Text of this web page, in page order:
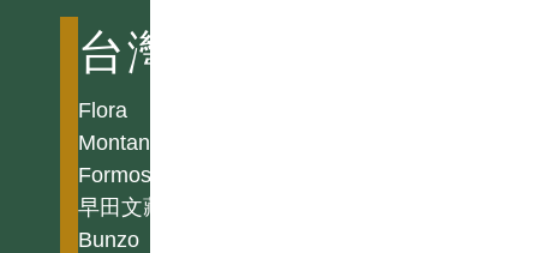
台灣高山植物誌
Flora
Montana
Formosae
早田文藏
Bunzo